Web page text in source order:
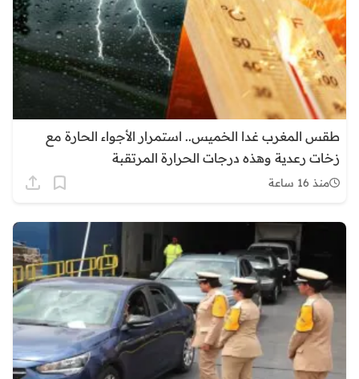
طقس المغرب غدا الخميس.. استمرار الأجواء الحارة مع
زخات رعدية وهذه درجات الحرارة المرتقبة
منذ 16 ساعة